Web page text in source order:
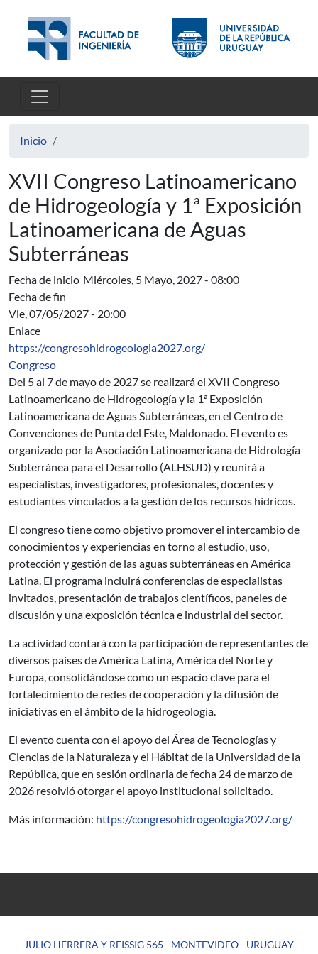
Inicio
XVII Congreso Latinoamericano
de Hidrogeología y 1ª Exposición
Latinoamericana de Aguas
Subterráneas
Fecha de inicio Miércoles, 5 Mayo, 2027 - 08:00
Fecha de fin
Vie, 07/05/2027 - 20:00
Enlace
https://congresohidrogeologia2027.org/
Congreso
Del 5 al 7 de mayo de 2027 se realizará el XVII Congreso
Latinoamericano de Hidrogeología y la 1ª Exposición
Latinoamericana de Aguas Subterráneas, en el Centro de
Convenciones de Punta del Este, Maldonado. El evento es
organizado por la Asociación Latinoamericana de Hidrología
Subterránea para el Desarrollo (ALHSUD) y reunirá a
especialistas, investigadores, profesionales, docentes y
estudiantes vinculados a la gestión de los recursos hídricos.
El congreso tiene como objetivo promover el intercambio de
conocimientos y experiencias en torno al estudio, uso,
protección y gestión de las aguas subterráneas en América
Latina. El programa incluirá conferencias de especialistas
invitados, presentación de trabajos científicos, paneles de
discusión y una exposición técnica e industrial del sector.
La actividad contará con la participación de representantes de
diversos países de América Latina, América del Norte y
Europa, consolidándose como un espacio clave para el
fortalecimiento de redes de cooperación y la difusión de
iniciativas en el ámbito de la hidrogeología.
El evento cuenta con el apoyo del Área de Tecnologías y
Ciencias de la Naturaleza y el Hábitat de la Universidad de la
República, que en sesión ordinaria de fecha 24 de marzo de
2026 resolvió otorgar el apoyo institucional solicitado.
Más información: https://congresohidrogeologia2027.org/
JULIO HERRERA Y REISSIG 565 - MONTEVIDEO - URUGUAY